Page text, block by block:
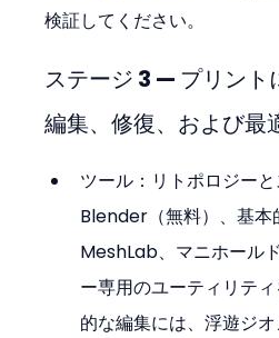
検証してください。
ステージ 3 — プリント
編集、修復、および最
ツール：リトポロジー
Blender（無料）、基本
MeshLab、マニホール
ー専用のユーティリテ
的な編集には、浮遊ジ